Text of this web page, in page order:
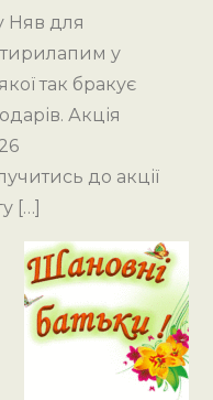
Няв для
у
так бракує
Акція
до акції
[…]